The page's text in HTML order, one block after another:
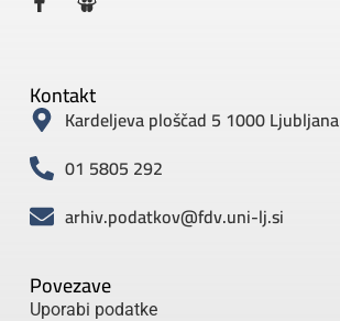
Povezave
Uporabi podatke
Kontakt
Kardeljeva ploščad 5 1000 Ljubljana
01 5805 292
arhiv.podatkov@fdv.uni-lj.si